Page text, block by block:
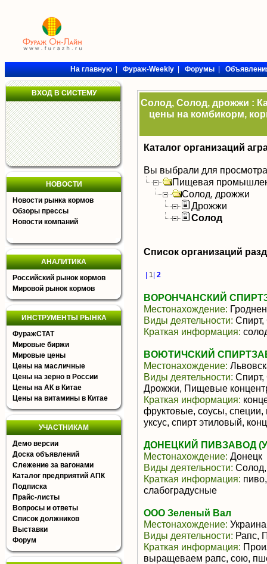
На главную|Фураж-Weekly|Форумы|
ВХОД В СИСТЕМУ
НОВОСТИ
Новости рынка кормов
Обзоры прессы
Новости компаний
АНАЛИТИКА
Российский рынок кормов
Мировой рынок кормов
ИНСТРУМЕНТЫ РЫНКА
ФуражСТАТ
Мировые биржи
Мировые цены
Цены на масличные
Цены на зерно в России
Цены на АК в Китае
Цены на витамины в Китае
УЧАСТНИКАМ
Демо версии
Доска объявлений
Слежение за вагонами
Каталог предприятий АПК
Подписка
Прайс-листы
Вопросы и ответы
Список должников
Выставки
Форум
Солод, Солод, дрожжи :
цены на комбикорм,
Каталог организаций
Вы выбрали для
Пищевая
Солод, дрожжи
Дрожжи
Солод
Список организаций
1 2
ВОРОНЧАНСКИЙ
Местонахождение:
Виды деятельности:
Краткая информация:
ВОЮТИЧСКИЙ
Местонахождение:
Виды деятельности: Спирт,
Дрожжи, Пищевые
Краткая информация:
фруктовые, соусы,
уксус, спирт этиловый,
ДОНЕЦКИЙ ПИВЗАВОД
Местонахождение: Донецк
Виды деятельности: Солод,
Краткая информация:
слабоградусные
ООО Зеленый Вал
Местонахождение: Украина
Виды деятельности: Рапс,
Краткая информация:
выращеваем рапс, сою,